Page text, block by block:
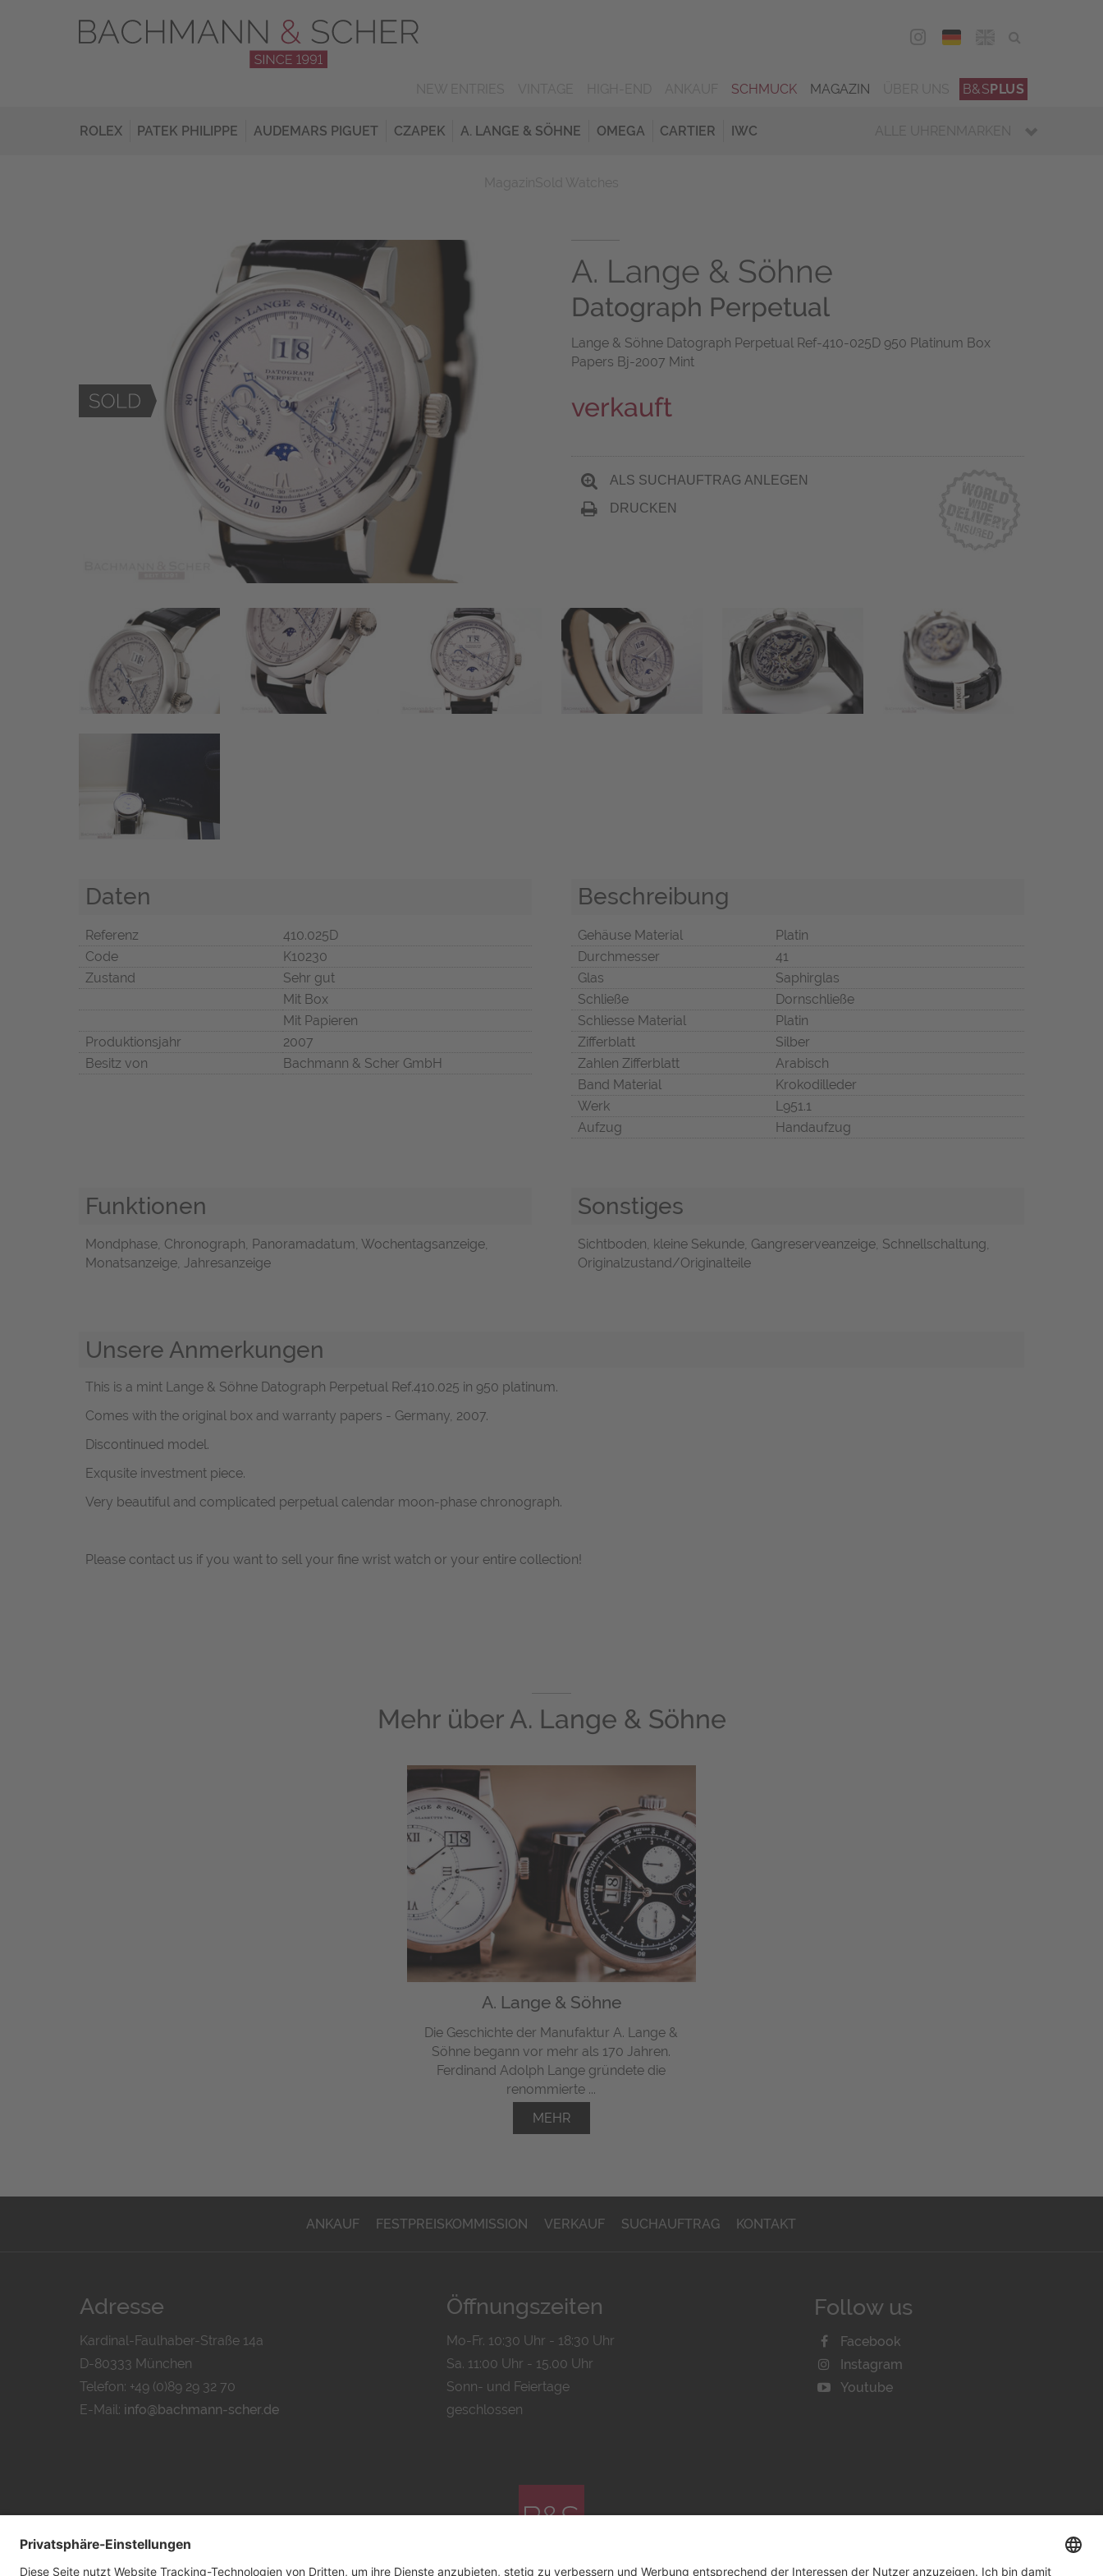
DEU
SCHMUCK MAGAZIN B&SPLUS
ROLEX PATEK PHILIPPE AUDEMARS PIGUET CZAPEK A. LANGE & SÖHNE OMEGA CARTIER IWC ALLE UHRENMARKEN
A. Lange & Söhne
Datograph Perpetual
Lange & Söhne Datograph Perpetual Ref-410-025D 950 Platinum Box
Papers Bj-2007 Mint
verkauft
ALS SUCHAUFTRAG ANLEGEN
DRUCKEN
Daten
Referenz
410.025D
Code
K10230
Zustand
Sehr gut
Mit Box
Mit Papieren
Produktionsjahr
2007
Besitz von
Bachmann & Scher GmbH
Beschreibung
Gehäuse Material
Platin
Durchmesser
41
Glas
Saphirglas
Schließe
Dornschließe
Schliesse Material
Platin
Zifferblatt
Silber
Zahlen Zifferblatt
Arabisch
Band Material
Krokodilleder
Werk
L951.1
Aufzug
Handaufzug
Funktionen
Mondphase, Chronograph, Panoramadatum, Wochentagsanzeige,
Monatsanzeige, Jahresanzeige
Sonstiges
Sichtboden, kleine Sekunde, Gangreserveanzeige, Schnellschaltung,
Originalzustand/Originalteile
Unsere Anmerkungen
This is a mint Lange & Söhne Datograph Perpetual Ref.410.025 in 950 platinum.
Comes with the original box and warranty papers - Germany, 2007.
Discontinued model.
Exqusite investment piece.
Very beautiful and complicated perpetual calendar moon-phase chronograph.
Please contact us if you want to sell your fine wrist watch or your entire collection!
Mehr über A. Lange & Söhne
A. Lange & Söhne
Die Geschichte der Manufaktur A. Lange &
Söhne begann vor mehr als 170 Jahren.
Ferdinand Adolph Lange gründete die
renommierte ...
MEHR
ANKAUF FESTPREISKOMMISSION VERKAUF SUCHAUFTRAG KONTAKT
Adresse
Kardinal-Faulhaber-Straße 14a
D-80333 München
Telefon: +49 (0)89 29 32 70
E-Mail: info@bachmann-scher.de
Öffnungszeiten
Mo-Fr. 10:30 Uhr - 18:30 Uhr
Sa. 11:00 Uhr - 15.00 Uhr
Sonn- und Feiertage
geschlossen
Follow us
Facebook
Instagram
Youtube
© 2026 by Bachmann & Scher GmbH / Watchandco GmbH